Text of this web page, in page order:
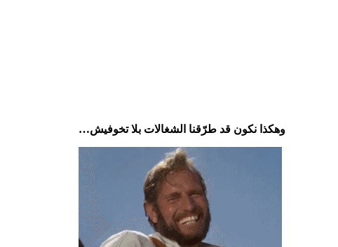
وهكذا نكون قد طرّقنا الشغالات بلا تخوفيش…